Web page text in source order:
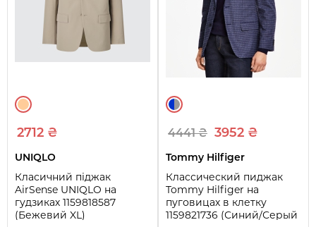
2712 ₴
UNIQLO
Класичний піджак
AirSense UNIQLO на
гудзиках 1159818587
(Бежевий XL)
4441 ₴ 3952 ₴
Tommy Hilfiger
Классический пиджак
Tommy Hilfiger на
пуговицах в клетку
1159821736 (Синий/Серый